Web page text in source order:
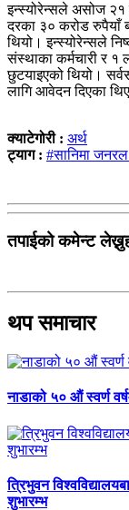
इन्स्योरेन्सले असोज
दरका ३० करोड रुपैयाँ
थियो। इन्स्योरेन्सले
संस्थाका कर्मचारी र
छुटयाइएको थियो।
लागि आवेदन दिएका
क्याटेगोरी : अर्थ
ट्याग : #सानिमा जनरल
तपाईको कमेन्ट
थप समाचार
नाडाको ५० औं स्वर्ण
त्रिभुवन
शुभारम्भ